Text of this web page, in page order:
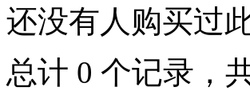
还没有人购买过
总计 0 个记录，